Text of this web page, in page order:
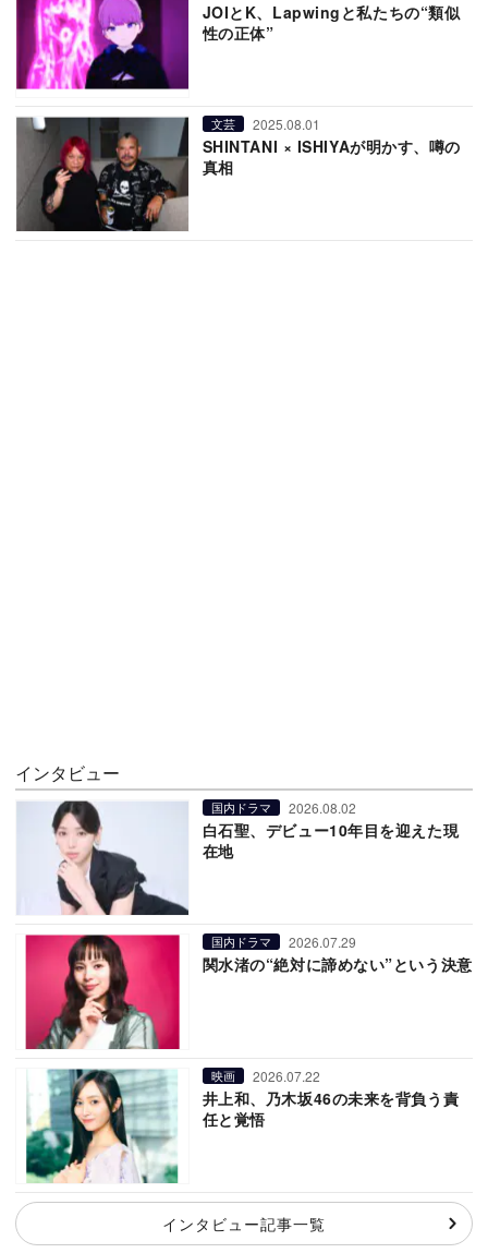
JOIとK、Lapwingと私たちの“類似
性の正体”
文芸 2025.08.01
SHINTANI × ISHIYAが明かす、噂の
真相
インタビュー
国内ドラマ 2026.08.02
白石聖、デビュー10年目を迎えた現
在地
国内ドラマ 2026.07.29
関水渚の“絶対に諦めない”という決意
映画 2026.07.22
井上和、乃木坂46の未来を背負う責
任と覚悟
インタビュー記事一覧